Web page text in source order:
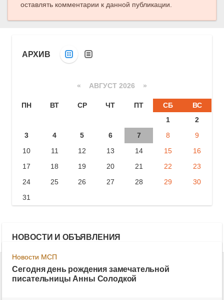
оставлять комментарии к данной публикации.
АРХИВ
« АВГУСТ 2026 »
ПН ВТ СР ЧТ ПТ СБ
ВС
1
2
3
4 5 6 7 8
9
10
11 12 13 14 15
16
17
18 19 20 21 22
23
24
25 26 27 28 29
30
31
НОВОСТИ И ОБЪЯВЛЕНИЯ
Новости МСП
Сегодня день рождения замечательной
писательницы Анны Солодкой